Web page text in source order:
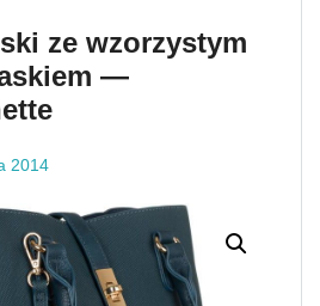
ze wzorzystym
—
2014